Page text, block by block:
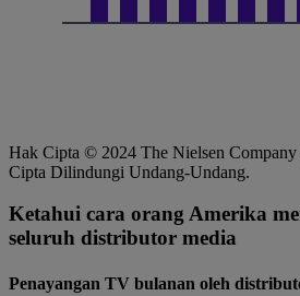
Hak Cipta © 2024 The Nielsen
Cipta Dilindungi Undang-Undang.
Ketahui cara orang Amerika
seluruh distributor media
Penayangan TV bulanan oleh